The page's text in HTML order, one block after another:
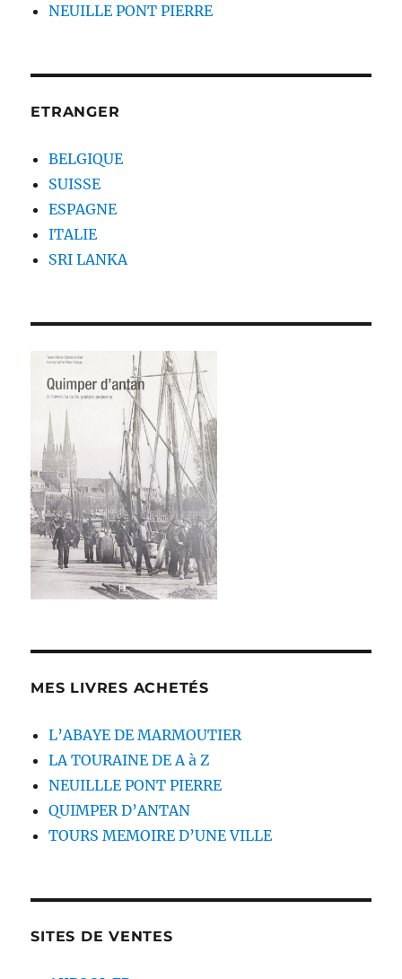
NEUILLE PONT PIERRE
ETRANGER
BELGIQUE
SUISSE
ESPAGNE
ITALIE
SRI LANKA
MES LIVRES ACHETÉS
L’ABAYE DE MARMOUTIER
LA TOURAINE DE A à Z
NEUILLLE PONT PIERRE
QUIMPER D’ANTAN
TOURS MEMOIRE D’UNE VILLE
SITES DE VENTES